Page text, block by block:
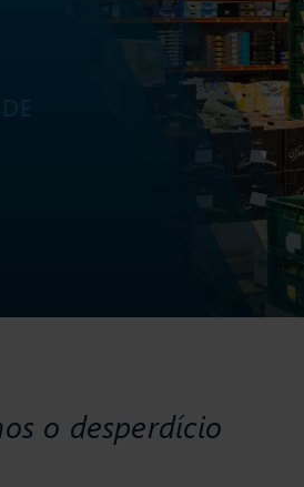
o desperdício